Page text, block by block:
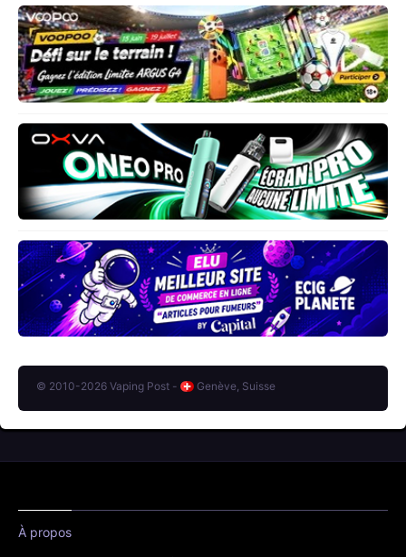
© 2010-2026 Vaping Post - Genève, Suisse
À propos